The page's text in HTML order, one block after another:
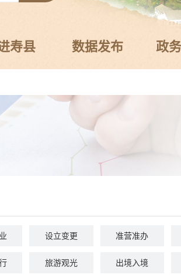
寿县 数据发布 政
设立变更 准营准办
旅游观光 出境入境